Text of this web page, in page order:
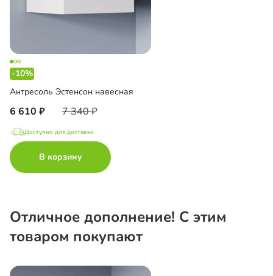
-10%
Антресоль Эстенсон навесная
6 610 7 340
Доступно для доставки
В корзину
Отличное дополнение! С этим
товаром покупают